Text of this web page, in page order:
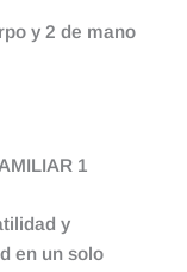
y 2 de mano
1
y
en un solo